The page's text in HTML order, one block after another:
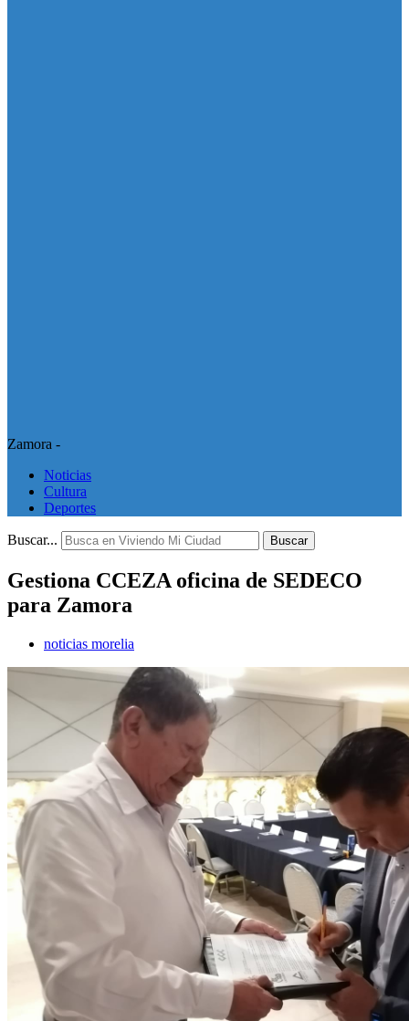
Zamora -
Noticias
Cultura
Deportes
Buscar... Buscar
Gestiona CCEZA oficina de SEDECO
para Zamora
noticias morelia